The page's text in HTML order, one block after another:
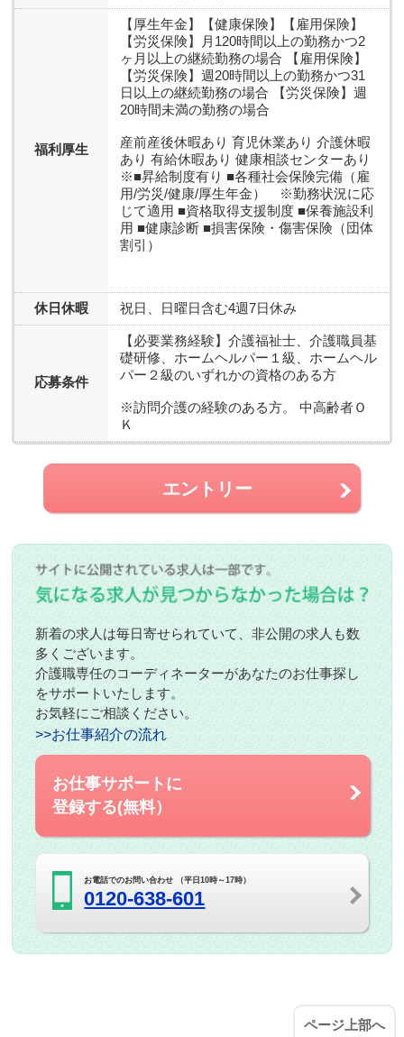
福利厚生
【厚生年金】【健康保険】【雇用保険】
【労災保険】月120時間以上の勤務かつ2
ヶ月以上の継続勤務の場合 【雇用保険】
【労災保険】週20時間以上の勤務かつ31
日以上の継続勤務の場合 【労災保険】週
20時間未満の勤務の場合
産前産後休暇あり 育児休業あり 介護休暇
あり 有給休暇あり 健康相談センターあり
※■昇給制度有り ■各種社会保険完備（雇
用/労災/健康/厚生年金） ※勤務状況に応
じて適用 ■資格取得支援制度 ■保養施設利
用 ■健康診断 ■損害保険・傷害保険（団体
割引）
休日休暇 祝日、日曜日含む4週7日休み
応募条件
【必要業務経験】介護福祉士、介護職員基
礎研修、ホームヘルパー１級、ホームヘル
パー２級のいずれかの資格のある方
※訪問介護の経験のある方。 中高齢者Ｏ
Ｋ
エントリー
新着の求人は毎日寄せられていて、非公開の求人も数
多くございます。
介護職専任のコーディネーターがあなたのお仕事探し
をサポートいたします。
お気軽にご相談ください。
>>お仕事紹介の流れ
お仕事サポートに
登録する(無料）
お電話でのお問い合わせ （平日10時～17時）
0120-638-601
ページ上部へ